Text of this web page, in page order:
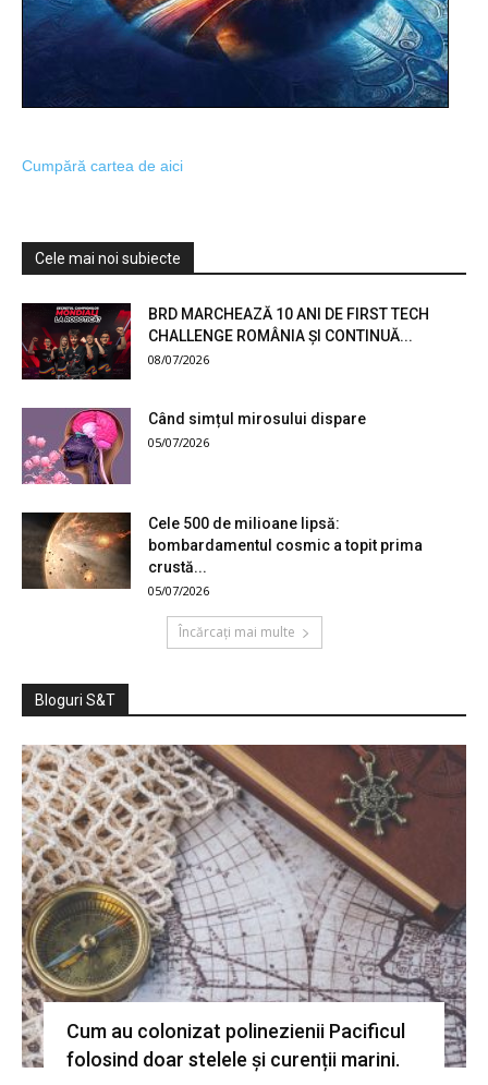
Cumpără cartea de aici
Cele mai noi subiecte
BRD MARCHEAZĂ 10 ANI DE FIRST TECH
CHALLENGE ROMÂNIA ȘI CONTINUĂ...
08/07/2026
Când simțul mirosului dispare
05/07/2026
Cele 500 de milioane lipsă:
bombardamentul cosmic a topit prima
crustă...
05/07/2026
Încărcați mai multe
Bloguri S&T
Cum au colonizat polinezienii Pacificul
folosind doar stelele și curenții marini.